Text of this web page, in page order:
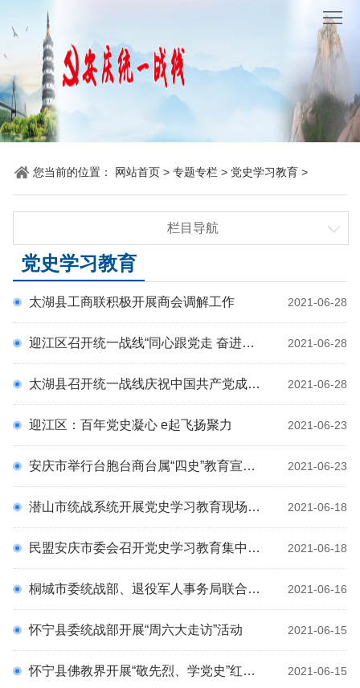
站
首
页
要
闻
聚
统
战
各
您当前的位置： 网站首页 > 专题专栏 > 党史学习教育 >
栏目导航
学习贯彻习近平总书记考察安徽重要讲话精神
铸牢中华民族共同体意识视频展播
学习贯彻党的二十届三中全会精神
不忘初心、牢记使命
铸牢中华民族共同体意识 民族团结知识
铸牢中华民族共同体意识 民族团结知识 摆件
学习新语
《习近平总书记关于做好新时代党的统一战线工作的重要思想学习
读本》
寻美安庆
党史学习教育
2021-06-28
太湖县工商联积极开展商会调解工作
2021-06-28
迎江区召开统一战线“同心跟党走 奋进新时代”主题座谈会
2021-06-28
太湖县召开统一战线庆祝中国共产党成立100周年座谈会
2021-06-23
迎江区：百年党史凝心 e起飞扬聚力
2021-06-23
安庆市举行台胞台商台属“四史”教育宣讲会
2021-06-18
潜山市统战系统开展党史学习教育现场教学活动
2021-06-18
民盟安庆市委会召开党史学习教育集中学习会
2021-06-16
桐城市委统战部、退役军人事务局联合开展“学党史 办实事 致敬二等功臣”慰问活动
2021-06-15
怀宁县委统战部开展“周六大走访”活动
2021-06-15
怀宁县佛教界开展“敬先烈、学党史”红色教育学习活动